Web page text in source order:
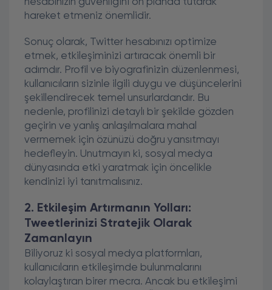
hesabınızın güvenliğini ön planda tutarak
hareket etmeniz önemlidir.
Sonuç olarak, Twitter hesabınızı optimize
etmek, etkileşiminizi artıracak önemli bir
adımdır. Profil ve biyografinizin düzenlenmesi,
kullanıcıların sizinle ilgili duygu ve düşüncelerini
şekillendirecek temel unsurlardandır. Bu
nedenle, profilinizi detaylı bir şekilde gözden
geçirin ve yanlış anlaşılmalara mahal
vermemek için özünüzü doğru yansıtmayı
hedefleyin. Unutmayın ki, sosyal medya
dünyasında etki yaratmak için öncelikle
kendinizi iyi tanıtmalısınız.
2. Etkileşim Artırmanın Yolları:
Tweetlerinizi Stratejik Olarak
Zamanlayın
Biliyoruz ki sosyal medya platformları,
kullanıcıların etkileşimde bulunmalarını
kolaylaştıran birer mecra. Ancak bu etkileşimi